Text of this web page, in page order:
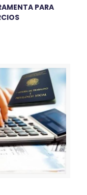
PARA